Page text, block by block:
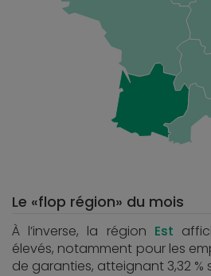
Le «flop région» du mois
À l’inverse, la région Est
élevés, notamment pour les
de garanties, atteignant 3,32 %